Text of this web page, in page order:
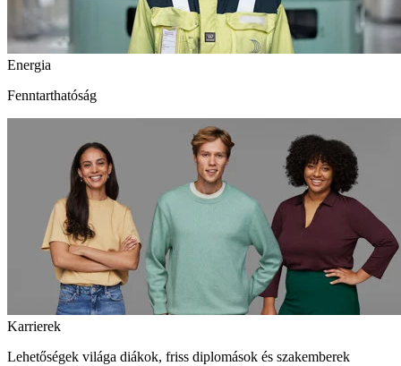
Energia
Fenntarthatóság
Karrierek
Lehetőségek világa diákok, friss diplomások és szakemberek